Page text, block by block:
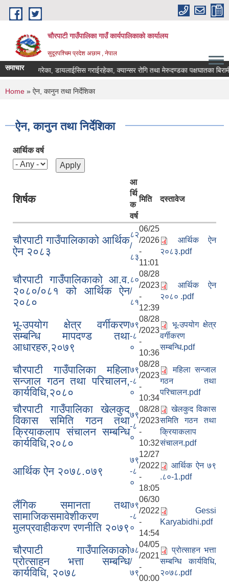
Skip to main content
चौरपाटी गाउँपालिका गाउँ कार्यपालिकाकाे कार्यालय
सुदूरपश्चिम प्रदेश अछाम , नेपाल
समाचार गरेका, डायलाईसिस गराईरहेका, क्यान्सर रोगि तथा मेरुदण्डका पक्षघातका
You are here
Home » ऐन, कानुन तथा निर्देशिका
ऐन, कानुन तथा निर्देशिका
आर्थिक वर्ष
शिर्षक
आ
र्थि
क
वर्ष
मिति दस्तावेज
चौरपाटी गाउँपालिकाको आर्थिक
ऐन २०८३
८२
/
८३
06/25
/2026
-
11:01
आर्थिक ऐन
२०८३.pdf
चौरपाटी गाउँपालिकाको आ.व.
२०८०/०८१ को आर्थिक ऐन
२०८०
८०
/
८१
08/28
/2023
-
12:39
आर्थिक ऐन
२०८० .pdf
भू-उपयोग क्षेत्र वर्गीकरण
सम्बन्धि मापदण्ड तथा
आधारहरु,२०७९
७९
-८
०
08/28
/2023
-
10:36
भू-उपयोग क्षेत्र
वर्गीकरण
सम्बन्धि.pdf
चौरपाटी गाउँपालिका महिला
सन्जाल गठन तथा परिचालन,
कार्यविधि,२०८०
७९
-८
०
08/28
/2023
-
10:34
महिला सन्जाल
गठन तथा
परिचालन.pdf
चौरपाटी गाउँपालिका खेलकुद
विकास समिति गठन तथा
क्रियाकलाप संचालन सम्बन्धि
कार्यविधि,२०८०
७९
-८
०
08/28
/2023
-
10:32
खेलकुद विकास
समिति गठन तथा
क्रियाकलाप
संचालन.pdf
आर्थिक ऐन २०७८.०७९
७९
-८
०
12/27
/2022
-
18:05
आर्थिक ऐन ७९
.८०-1.pdf
लैंगिक समानता तथा
सामाजिकसमावेशीकरण
मुलप्रवाहीकरण रणनीति २०७९
७९
-८
०
06/30
/2022
-
14:54
Gessi
Karyabidhi.pdf
चौरपाटी गाउँपालिकाको
प्रोत्साहन भत्ता सम्बन्धि
कार्यविधि, २०७८
७८
/
७९
04/05
/2021
-
00:00
प्रोत्साहन भत्ता
सम्बन्धि कार्यविधि,
२०७८.pdf